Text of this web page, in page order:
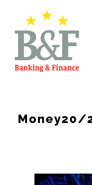
Money20/